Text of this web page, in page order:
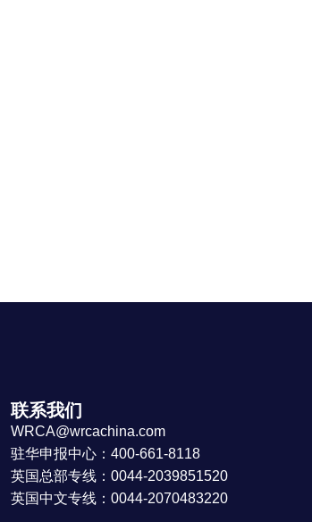
联系我们
WRCA@wrcachina.com
驻华申报中心：400-661-8118
英国总部专线：0044-2039851520
英国中文专线：0044-2070483220